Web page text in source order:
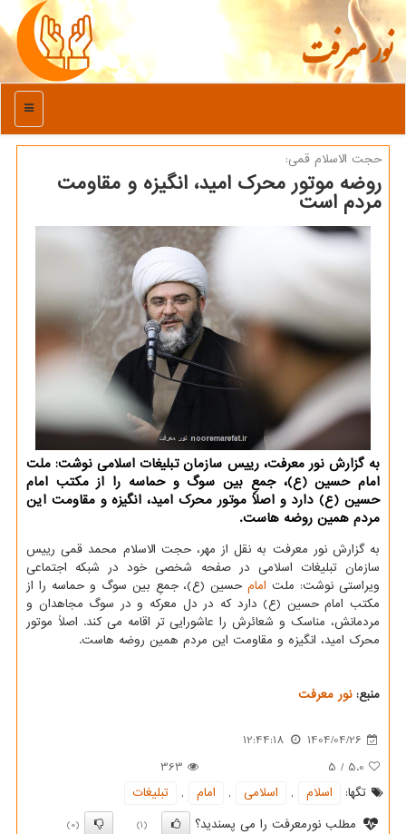
نور معرفت
منو
حجت الاسلام قمی:
روضه موتور محرک امید، انگیزه و مقاومت
مردم است
به گزارش نور معرفت، رییس سازمان تبلیغات اسلامی نوشت: ملت
امام حسین (ع)، جمعِ بین سوگ و حماسه را از مکتب امام
حسین (ع) دارد و اصلاً موتور محرک امید، انگیزه و مقاومت این
مردم همین روضه هاست.
به گزارش نور معرفت به نقل از مهر، حجت الاسلام محمد قمی رییس
سازمان تبلیغات اسلامی در صفحه شخصی خود در شبکه اجتماعی
ویراستی نوشت: ملت امامحسین (ع)، جمعِ بین سوگ و حماسه را از
مکتب امام حسین (ع) دارد که در دل معرکه و در سوگ مجاهدان و
مردمانش، مناسک و شعائرش را عاشورایی تر اقامه می کند. اصلاً موتور
محرک امید، انگیزه و مقاومت این مردم همین روضه هاست.
منبع:نور معرفت
1404/04/26
12:44:18
5.0
/
5
363
تگها:
اسلام , اسلامی , امام ,
تبلیغات
مطلب نورمعرفت را می پسندید؟
(1)
(0)